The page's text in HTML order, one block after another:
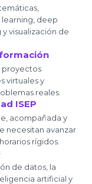
deep
visualización de
proyectos
virtuales y
reales.
ISEP
acompañada y
necesitan avanzar
rígidos.
de datos, la
artificial y